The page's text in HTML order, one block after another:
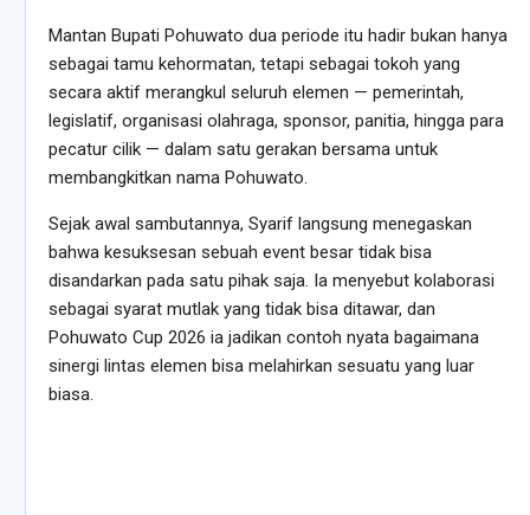
Mantan Bupati Pohuwato dua periode itu hadir bukan hanya
sebagai tamu kehormatan, tetapi sebagai tokoh yang
secara aktif merangkul seluruh elemen — pemerintah,
legislatif, organisasi olahraga, sponsor, panitia, hingga para
pecatur cilik — dalam satu gerakan bersama untuk
membangkitkan nama Pohuwato.
Sejak awal sambutannya, Syarif langsung menegaskan
bahwa kesuksesan sebuah event besar tidak bisa
disandarkan pada satu pihak saja. Ia menyebut kolaborasi
sebagai syarat mutlak yang tidak bisa ditawar, dan
Pohuwato Cup 2026 ia jadikan contoh nyata bagaimana
sinergi lintas elemen bisa melahirkan sesuatu yang luar
biasa.